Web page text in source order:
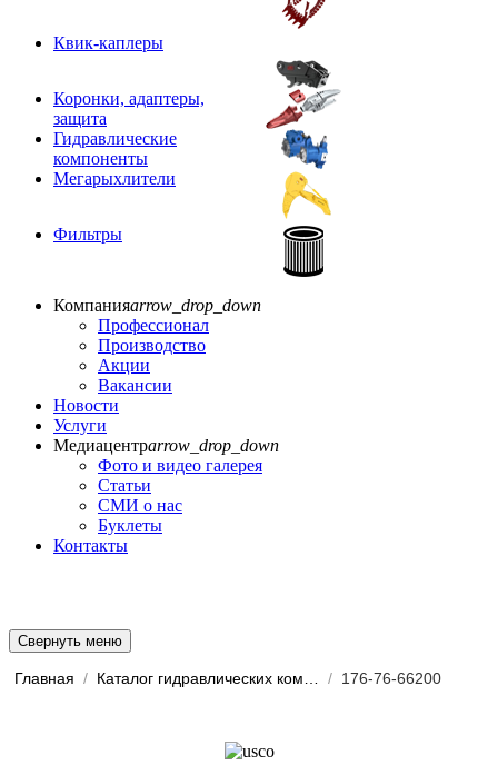
Квик-каплеры
Коронки, адаптеры,
защита
Гидравлические
компоненты
Мегарыхлители
Фильтры
Компанияarrow_drop_down
Профессионал
Производство
Акции
Вакансии
Новости
Услуги
Медиацентрarrow_drop_down
Фото и видео галерея
Статьи
СМИ о нас
Буклеты
Контакты
Свернуть меню
Главная / / 176-76-66200